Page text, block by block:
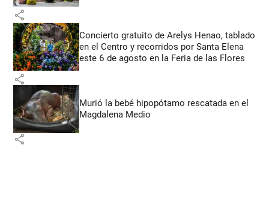
share
Concierto gratuito de Arelys Henao, tablado
en el Centro y recorridos por Santa Elena
este 6 de agosto en la Feria de las Flores
share
Murió la bebé hipopótamo rescatada en el
Magdalena Medio
share